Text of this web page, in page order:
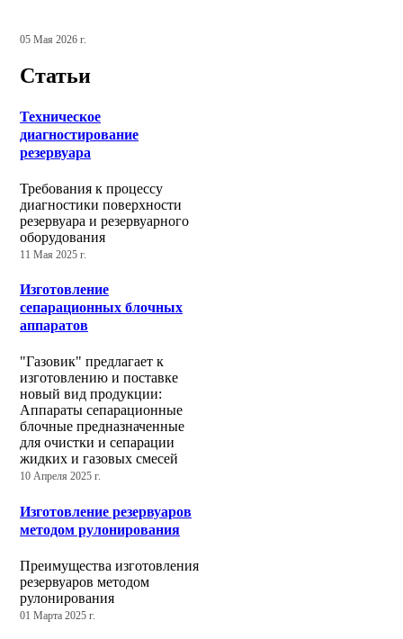
05 Мая 2026 г.
Статьи
Техническое
диагностирование
резервуара
Требования к процессу
диагностики поверхности
резервуара и резервуарного
оборудования
11 Мая 2025 г.
Изготовление
сепарационных блочных
аппаратов
"Газовик" предлагает к
изготовлению и поставке
новый вид продукции:
Аппараты сепарационные
блочные предназначенные
для очистки и сепарации
жидких и газовых смесей
10 Апреля 2025 г.
Изготовление резервуаров
методом рулонирования
Преимущества изготовления
резервуаров методом
рулонирования
01 Марта 2025 г.